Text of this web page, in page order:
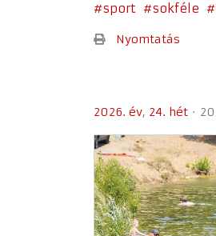
sport sokféle
Nyomtatás
2026. év 24. hét